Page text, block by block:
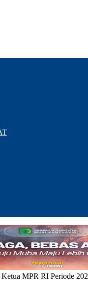
MPR RI Periode